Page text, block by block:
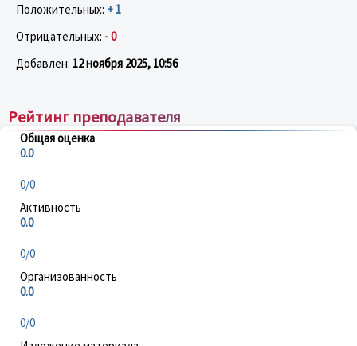
Положительных: + 1
Отрицательных: - 0
Добавлен: 12 ноября 2025, 10:56
Рейтинг преподавателя
Общая оценка
0.0
0/0
Активность
0.0
0/0
Организованность
0.0
0/0